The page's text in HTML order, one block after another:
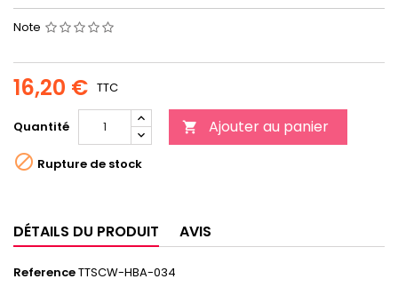
Note
16,20 € TTC
Quantité  Ajouter au panier
 Rupture de stock
DÉTAILS DU PRODUIT AVIS
ReferenceTTSCW-HBA-034